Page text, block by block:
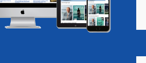
Podcasts Vacatures